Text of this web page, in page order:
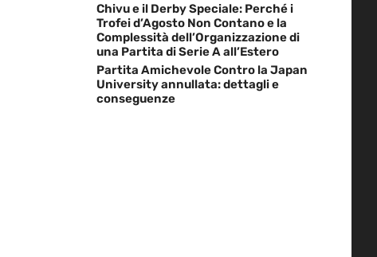
Chivu e il Derby Speciale: Perché i
Trofei d’Agosto Non Contano e la
Complessità dell’Organizzazione di
una Partita di Serie A all’Estero
Partita Amichevole Contro la Japan
University annullata: dettagli e
conseguenze